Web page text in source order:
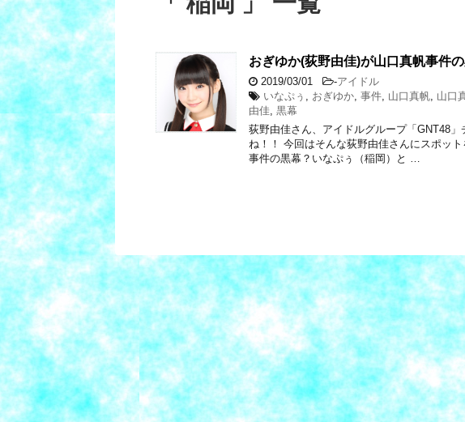
おぎゆか(荻野由佳)が山口真帆事件
2019/03/01 -アイドル
いなぷぅ
おぎゆか 事件 山口真帆 山口
由佳 黒幕
荻野由佳さん、アイドルグループ「GNT48
ね！！ 今回はそんな荻野由佳さんにスポッ
事件の黒幕？いなぷぅ（稲岡）と …